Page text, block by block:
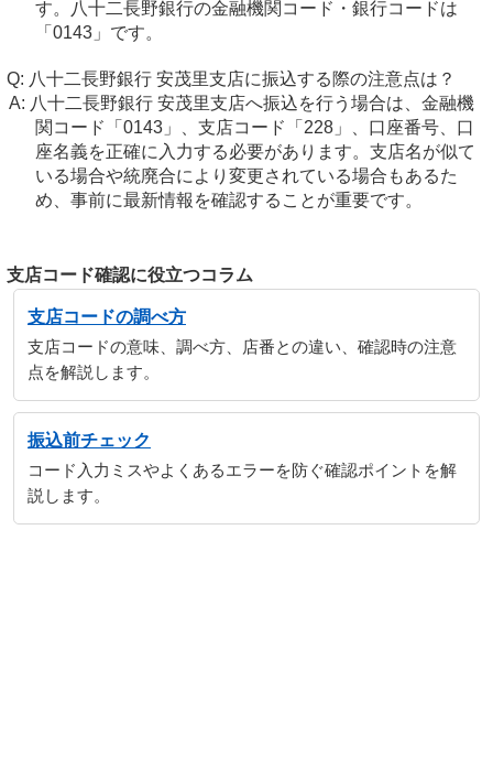
す。八十二長野銀行の金融機関コード・銀行コードは
「0143」です。
八十二長野銀行 安茂里支店に振込する際の注意点は？
八十二長野銀行 安茂里支店へ振込を行う場合は、金融機
関コード「0143」、支店コード「228」、口座番号、口
座名義を正確に入力する必要があります。支店名が似て
いる場合や統廃合により変更されている場合もあるた
め、事前に最新情報を確認することが重要です。
支店コード確認に役立つコラム
支店コードの調べ方
支店コードの意味、調べ方、店番との違い、確認時の注意
点を解説します。
振込前チェック
コード入力ミスやよくあるエラーを防ぐ確認ポイントを解
説します。